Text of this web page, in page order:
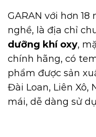
GARAN với hơn
nghề, là địa chỉ
dưỡng khí oxy,
chính hãng, có
phẩm được sản
Đài Loan, Liên Xô,
mái, dễ dàng sử